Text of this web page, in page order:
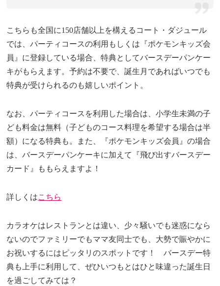
こちらも全国に150店舗以上を構えるコート・ダジュール
では、パーティコースの利用もしくは『ポケモンキッズ会
員』に登録している場合、特典としてバースデーパンケー
キがもらえます。予約は不要で、誕生月であればいつでも
特典が受けられるのも嬉しいポイント。
なお、パーティコースを利用した場合は、小学生未満の子
ども料金は無料（子どものコース料理を希望する場合は半
額）になる特典も。また、『ポケモンキッズ会員』の場合
は、バースデーパンケーキに加えて『飛び出すバースデー
カード』ももらえますよ！
詳しくはこちら
カラオケはレストランとは違い、少々騒いでも迷惑になら
ないのでファミリーでもママ友同士でも、大勢で賑やかに
お祝いするにはピッタリのスポットです！ バースデー特
典も上手に利用して、ぜひいつもとはひと味違った誕生日
を過ごしてみては？